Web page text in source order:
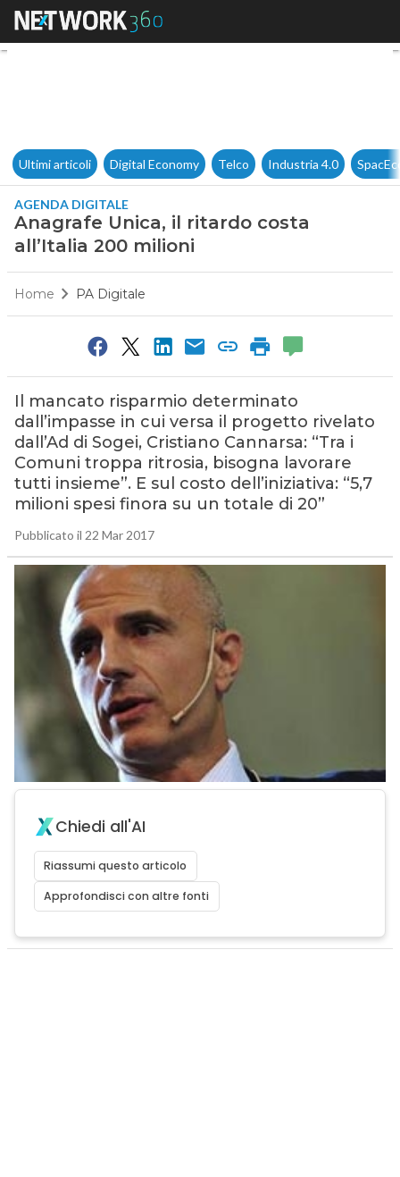
Anagrafe Unica, il ritardo
Ultimi articoli Digital Economy Telco Industria 4.0
AGENDA DIGITALE
Anagrafe Unica, il ritardo costa
all’Italia 200 milioni
Home PA Digitale
Il mancato risparmio determinato
dall’impasse in cui versa il progetto rivelato
dall’Ad di Sogei, Cristiano Cannarsa: “Tra i
Comuni troppa ritrosia, bisogna lavorare
tutti insieme”. E sul costo dell’iniziativa: “5,7
milioni spesi finora su un totale di 20”
Pubblicato il 22 Mar 2017
Chiedi all'AI
Riassumi questo articolo
Approfondisci con altre fonti